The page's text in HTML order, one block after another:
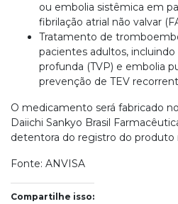
ou embolia sistêmica em
fibrilação atrial não valvar
Tratamento de
pacientes adultos,
profunda (TVP) e embolia
prevenção de TEV
O medicamento será fabricado
Daiichi Sankyo Brasil
detentora do registro do produto
Fonte: ANVISA
Compartilhe isso: